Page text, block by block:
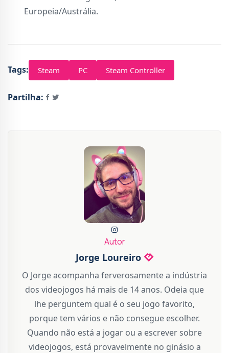
Europeia/Austrália.
Tags: Steam PC Steam Controller
Partilha:
Autor
Jorge Loureiro
O Jorge acompanha ferverosamente a indústria
dos videojogos há mais de 14 anos. Odeia que
lhe perguntem qual é o seu jogo favorito,
porque tem vários e não consegue escolher.
Quando não está a jogar ou a escrever sobre
videojogos, está provavelmente no ginásio a